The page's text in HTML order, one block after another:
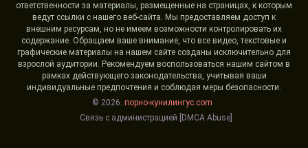
ответственности за материалы, размещенные на страницах, к которым
ведут ссылки с нашего веб-сайта. Мы предоставляем доступ к
внешним ресурсам, но не имеем возможности контролировать их
содержание. Обращаем ваше внимание, что все видео, текстовые и
графические материалы на нашем сайте созданы исключительно для
взрослой аудитории. Рекомендуем воспользоваться нашим сайтом в
рамках действующего законодательства, учитывая ваши
индивидуальные предпочтения и соблюдая меры безопасности.
© 2026. порно-кунилингус.com
Связь с администрацией [DMCA Abuse]